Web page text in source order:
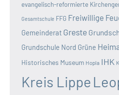
evangelisch-reformierte
Gesamtschule FFG Freiwillige
Gemeinderat Greste
Grundschule Nord Grüne
Historisches Museum Hopla IHK
Kreis Lippe